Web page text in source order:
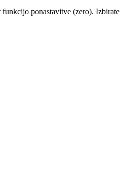
ponastavitve (zero).